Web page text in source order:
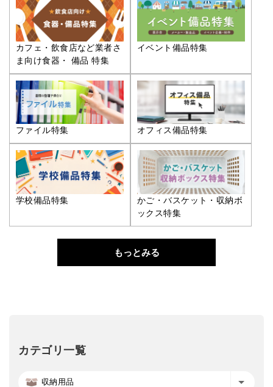
カフェ・飲食店など業者さ
ま向け食器・ 備品 特集
イベント備品特集
ファイル特集 オフィス備品特集
学校備品特集
かご・バスケット・収納ボ
ックス特集
もっとみる
カテゴリ一覧
収納用品